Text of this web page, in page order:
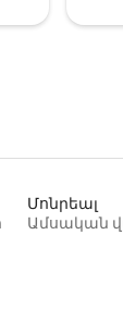
Մոնրեալ
Ամսական